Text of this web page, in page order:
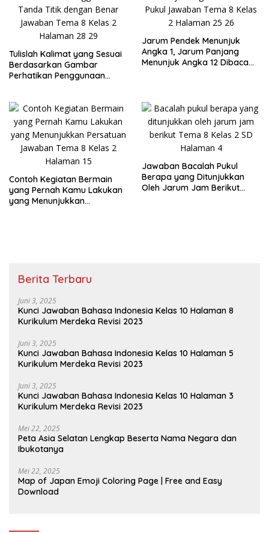
Tulislah Kalimat yang Sesuai
Berdasarkan Gambar
Perhatikan Penggunaan
Halaman 28 29
Jarum Pendek Menunjuk
Angka 1, Jarum Panjang
Menunjuk Angka 12 Dibaca
Contoh Kegiatan Bermain
yang Pernah Kamu Lakukan
yang Menunjukkan
Jawaban Bacalah Pukul
Berapa yang Ditunjukkan
Oleh Jarum Jam Berikut
Berita Terbaru
Juni 3, 2025
Kunci Jawaban Bahasa Indonesia Kelas 10 Halaman 8
Kurikulum Merdeka Revisi 2023
Juni 3, 2025
Kunci Jawaban Bahasa Indonesia Kelas 10 Halaman 5
Kurikulum Merdeka Revisi 2023
Juni 3, 2025
Kunci Jawaban Bahasa Indonesia Kelas 10 Halaman 3
Kurikulum Merdeka Revisi 2023
Mei 22, 2025
Peta Asia Selatan Lengkap Beserta Nama Negara dan
Ibukotanya
Mei 22, 2025
Map of Japan Emoji Coloring Page | Free and Easy
Download